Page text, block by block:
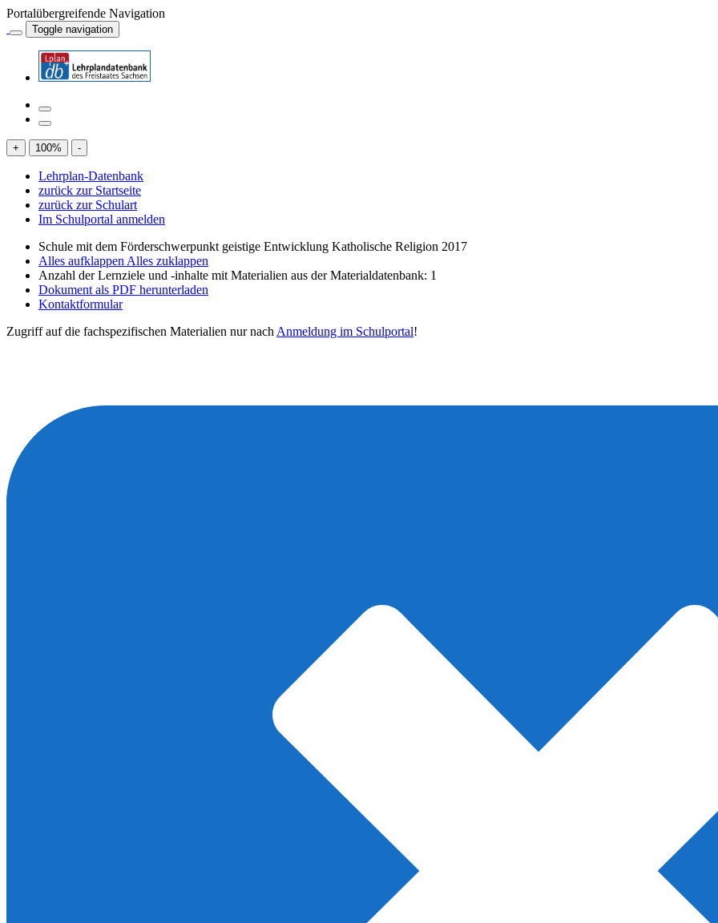
Portalübergreifende Navigation
Toggle navigation
+ 100% -
Lehrplan-Datenbank
zurück zur Startseite
zurück zur Schulart
Im Schulportal anmelden
Schule mit dem Förderschwerpunkt geistige Entwicklung Katholische Religion 2017
Alles aufklappen Alles zuklappen
Anzahl der Lernziele und -inhalte mit Materialien aus der Materialdatenbank: 1
Dokument als PDF herunterladen
Kontaktformular
Zugriff auf die fachspezifischen Materialien nur nach Anmeldung im Schulportal!